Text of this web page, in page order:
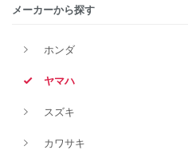
メーカーから探す
ホンダ
ヤマハ
スズキ
カワサキ